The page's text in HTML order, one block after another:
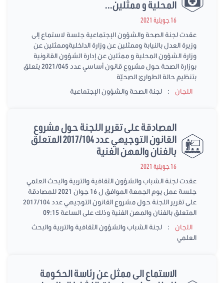
المحلية و ممثلين...
16 جويلية 2021
عقدت لجنة الصحة والشؤون الإجتماعية جلسة لاستماع إلى
وزيرة العدل بالنيابة وممثلين عن وزارة الداخليةوممثلين عن
وزارة الشؤون المحلية و ممثلين عن إدارة الشؤون القانونية
بوزارة الصحة حول مشروع قانون أساسي عدد 2021/045 يتعلق
بتنظيم حالة الطوارئ الصحيّة
اللجان
: لجنة الصحة والشؤون الإجتماعية
المصادقة على تقرير اللجنة حول مشروع
القانون التوجيهي عدد 2017/104 المتعلق
بالفنان والمهن الفنية
16 جويلية 2021
عقدت لجنة الشباب والشؤون الثقافية والتربية والبحث العلمي
جلسة عمل يوم الجمعة الموافق ل 16 جوان 2021 للمصادقة
على تقرير اللجنة حول مشروع القانون التوجيهي عدد 2017/104
المتعلق بالفنان والمهن الفنية وذلك على الساعة 09:15
اللجان
:
لجنة الشباب والشؤون الثقافية والتربية والبحث
العلمي
الاستماع الى ممثل عن رئاسة الحكومة